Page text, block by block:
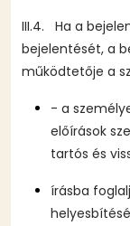
III.4. Ha a
bejelentését, a
működtetője a
- a
előírások
tartós és
írásba